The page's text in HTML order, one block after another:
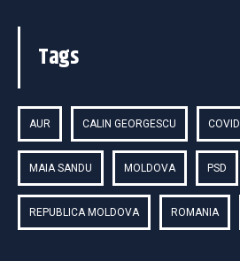
Tags
AUR CALIN GEORGESCU COVID
MAIA SANDU MOLDOVA PSD
REPUBLICA MOLDOVA ROMANIA